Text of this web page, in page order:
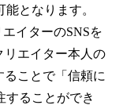
となります。
イターのSNSを
リエイター本人の
ることで「信頼に
することができ